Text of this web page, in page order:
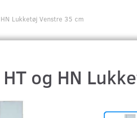
Lukketøj Venstre 35 cm
og HN